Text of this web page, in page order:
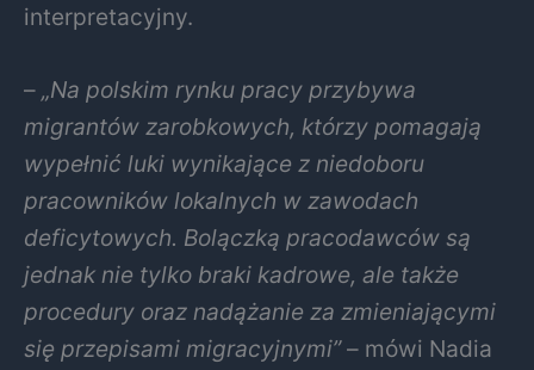
interpretacyjny.
– „Na polskim rynku pracy przybywa
migrantów zarobkowych, którzy pomagają
wypełnić luki wynikające z niedoboru
pracowników lokalnych w zawodach
deficytowych. Bolączką pracodawców są
jednak nie tylko braki kadrowe, ale także
procedury oraz nadążanie za zmieniającymi
się przepisami migracyjnymi”– mówi Nadia